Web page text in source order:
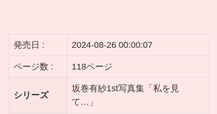
発売日 : 2024-08-26 00:00:07
ページ数 : 118ページ
シリーズ
坂巻有紗1st写真集「私を見
て…」